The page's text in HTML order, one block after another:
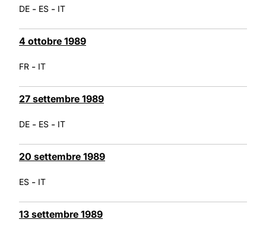
DE - ES - IT
4 ottobre 1989
FR - IT
27 settembre 1989
DE - ES - IT
20 settembre 1989
ES - IT
13 settembre 1989